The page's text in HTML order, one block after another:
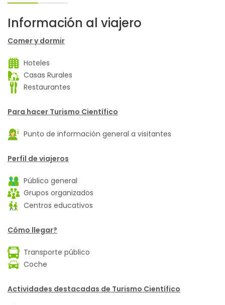
Información al viajero
Comer y dormir
Hoteles
Casas Rurales
Restaurantes
Para hacer Turismo Científico
Punto de información general a visitantes
Perfil de viajeros
Público general
Grupos organizados
Centros educativos
Cómo llegar?
Transporte público
Coche
Actividades destacadas de Turismo Científico